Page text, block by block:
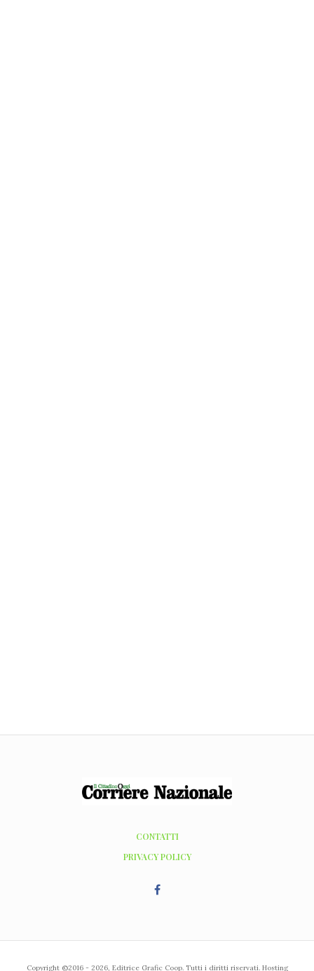
CONTATTI
PRIVACY POLICY
Copyright ©2016 - 2026, Editrice Grafic Coop. Tutti i diritti riservati. Hosting